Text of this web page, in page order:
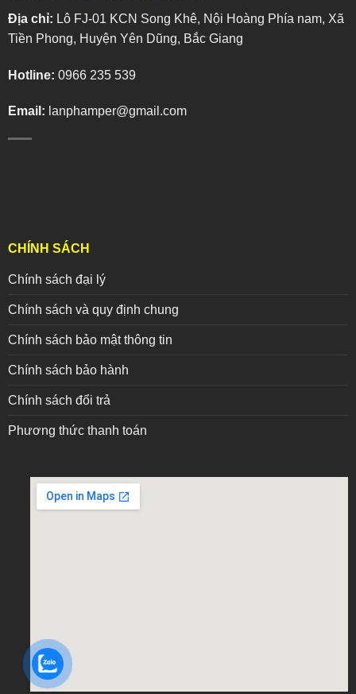
Địa chỉ: Lô FJ-01 KCN Song Khê, Nội Hoàng Phía nam, Xã
Tiền Phong, Huyện Yên Dũng, Bắc Giang
Hotline: 0966 235 539
Email: lanphamper@gmail.com
CHÍNH SÁCH
Chính sách đại lý
Chính sách và quy định chung
Chính sách bảo mật thông tin
Chính sách bảo hành
Chính sách đổi trả
Phương thức thanh toán